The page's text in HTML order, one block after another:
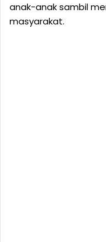
anak-anak sambil
masyarakat.